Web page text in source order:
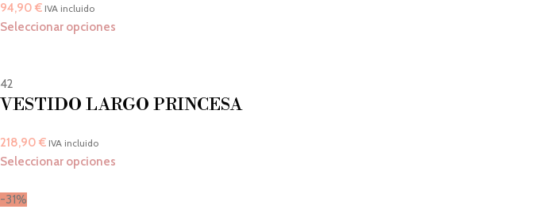
94,90 € IVA incluido
Seleccionar opciones
42
VESTIDO LARGO PRINCESA
218,90 € IVA incluido
Seleccionar opciones
-31%